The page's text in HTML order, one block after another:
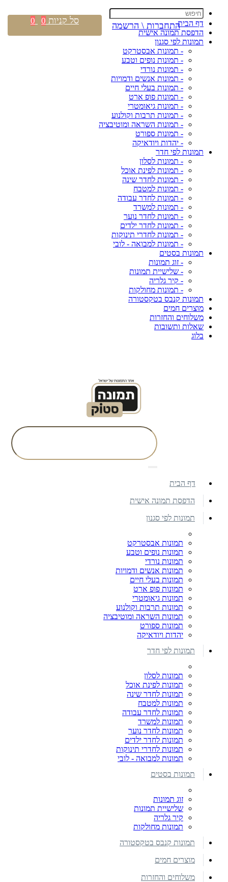
דף הבית
הדפסת תמונה אישית
תמונות לפי סגנון
- תמונות אבסטרקט
- תמונות נופים וטבע
- תמונות נורדי
- תמונות אנשים ודמויות
- תמונות בעלי חיים
- תמונות פופ ארט
- תמונות גיאומטרי
- תמונות תרבות וקולנוע
- תמונות השראה ומוטיבציה
- תמונות ספורט
- יהדות ויודאיקה
תמונות לפי חדר
- תמונות לסלון
- תמונות לפינת אוכל
- תמונות לחדר שינה
- תמונות למטבח
- תמונות לחדר עבודה
- תמונות למשרד
- תמונות לחדר נוער
- תמונות לחדר ילדים
- תמונות לחדרי תינוקות
- תמונות למבואה - לובי
תמונות בסטים
- זוג תמונות
- שלישיית תמונות
- קיר גלריה
- תמונות מחולקות
תמונות קנבס בטקסטורה
מוצרים חמים
משלוחים והחזרות
שאלות ותשובות
בלוג
התחברות \ הרשמה סל קניות 0
0
דף הבית
הדפסת תמונה אישית
תמונות לפי סגנון
תמונות אבסטרקט
תמונות נופים וטבע
תמונות נורדי
תמונות אנשים ודמויות
תמונות בעלי חיים
תמונות פופ ארט
תמונות גיאומטרי
תמונות תרבות וקולנוע
תמונות השראה ומוטיבציה
תמונות ספורט
יהדות ויודאיקה
תמונות לפי חדר
תמונות לסלון
תמונות לפינת אוכל
תמונות לחדר שינה
תמונות למטבח
תמונות לחדר עבודה
תמונות למשרד
תמונות לחדר נוער
תמונות לחדר ילדים
תמונות לחדרי תינוקות
תמונות למבואה - לובי
תמונות בסטים
זוג תמונות
שלישיית תמונות
קיר גלריה
תמונות מחולקות
תמונות קנבס בטקסטורה
מוצרים חמים
משלוחים והחזרות